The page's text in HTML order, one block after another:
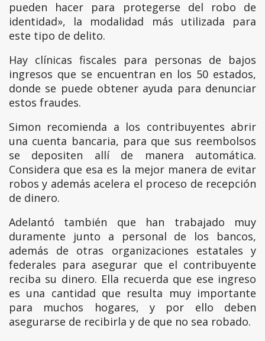
pueden hacer para protegerse del robo de
identidad», la modalidad más utilizada para
este tipo de delito.
Hay clínicas fiscales para personas de bajos
ingresos que se encuentran en los 50 estados,
donde se puede obtener ayuda para denunciar
estos fraudes.
Simon recomienda a los contribuyentes abrir
una cuenta bancaria, para que sus reembolsos
se depositen allí de manera automática.
Considera que esa es la mejor manera de evitar
robos y además acelera el proceso de recepción
de dinero.
Adelantó también que han trabajado muy
duramente junto a personal de los bancos,
además de otras organizaciones estatales y
federales para asegurar que el contribuyente
reciba su dinero. Ella recuerda que ese ingreso
es una cantidad que resulta muy importante
para muchos hogares, y por ello deben
asegurarse de recibirla y de que no sea robado.